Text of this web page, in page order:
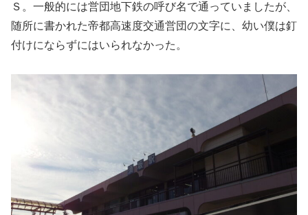
Ｓ。一般的には営団地下鉄の呼び名で通っていましたが、
随所に書かれた帝都高速度交通営団の文字に、幼い僕は釘
付けにならずにはいられなかった。